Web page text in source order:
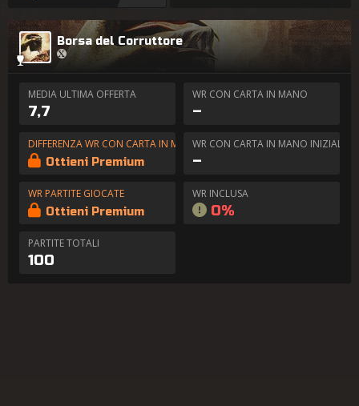
Borsa del Corruttore
MEDIA ULTIMA OFFERTA
7,7
WR CON CARTA IN MANO
–
DIFFERENZA WR CON CARTA IN MANO
Ottieni Premium
WR CON CARTA IN MANO INIZIALE
–
WR PARTITE GIOCATE
Ottieni Premium
WR INCLUSA
0%
PARTITE TOTALI
100